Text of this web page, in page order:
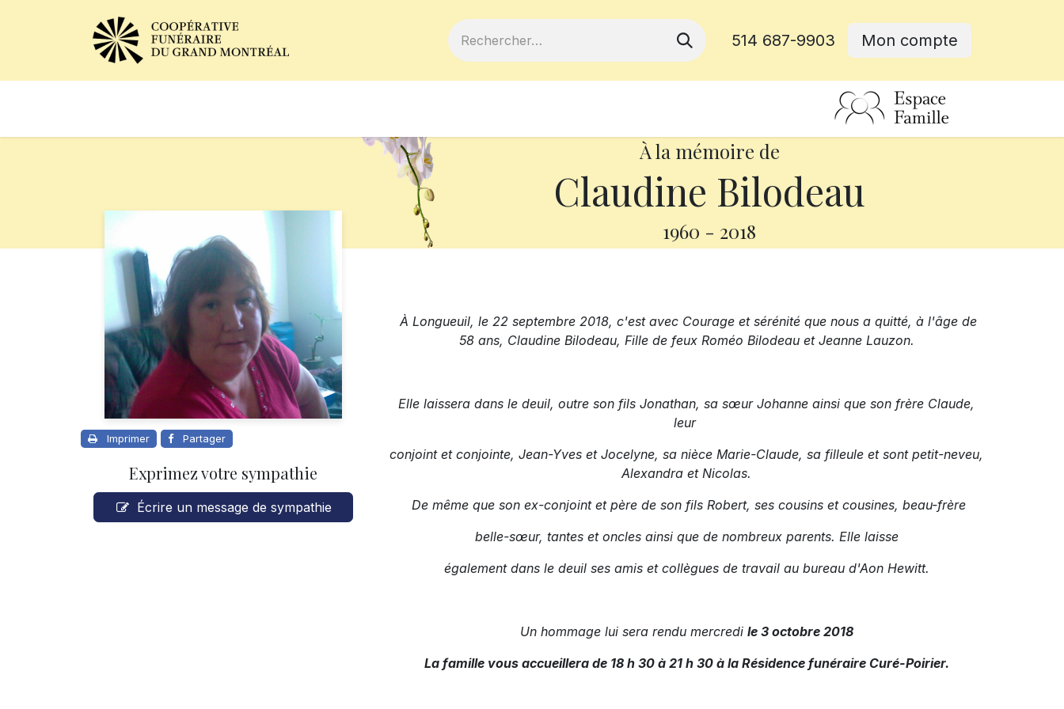
514 687-9903 Mon compte
À la mémoire de
Claudine Bilodeau
1960 - 2018
Imprimer Partager
Exprimez votre sympathie
Écrire un message de sympathie
À Longueuil, le 22 septembre 2018, c'est avec Courage et sérénité que nous a quitté, à l'âge de
58 ans, Claudine Bilodeau, Fille de feux Roméo Bilodeau et Jeanne Lauzon.
Elle laissera dans le deuil, outre son fils Jonathan, sa sœur Johanne ainsi que son frère Claude,
leur
conjoint et conjointe, Jean-Yves et Jocelyne, sa nièce Marie-Claude, sa filleule et sont petit-neveu,
Alexandra et Nicolas.
De même que son ex-conjoint et père de son fils Robert, ses cousins et cousines, beau-frère
belle-sœur, tantes et oncles ainsi que de nombreux parents. Elle laisse
également dans le deuil ses amis et collègues de travail au bureau d'Aon Hewitt.
Un hommage lui sera rendu mercredi le 3 octobre 2018
La famille vous accueillera de 18 h 30 à 21 h 30 à la Résidence funéraire Curé-Poirier.